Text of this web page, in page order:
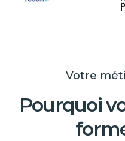
Votre
Pourquoi